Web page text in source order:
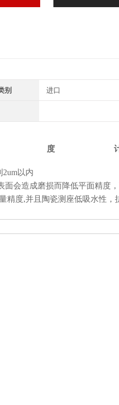
别 进口
度计
以内
会造成磨损而降低平面精度
精度,并且陶瓷测座低吸水性，